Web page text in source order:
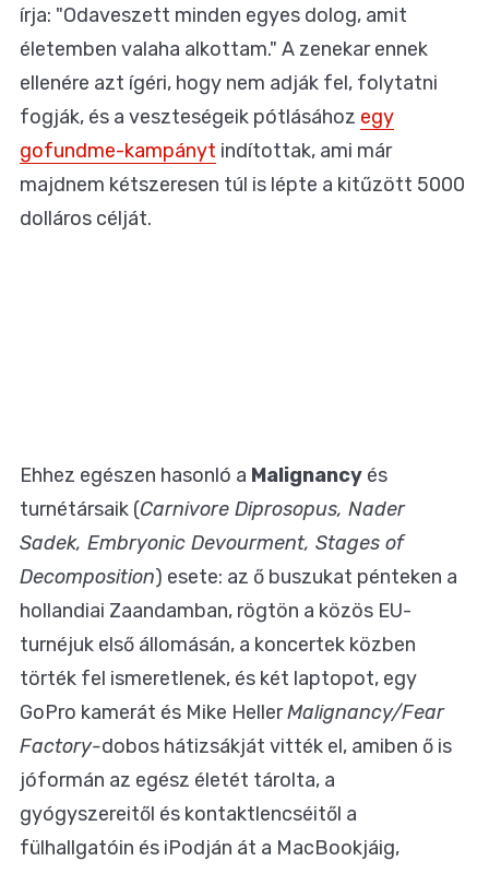
írja: "Odaveszett minden egyes dolog, amit
életemben valaha alkottam." A zenekar ennek
ellenére azt ígéri, hogy nem adják fel, folytatni
fogják, és a veszteségeik pótlásához egy
gofundme-kampányt indítottak, ami már
majdnem kétszeresen túl is lépte a kitűzött 5000
dolláros célját.
Ehhez egészen hasonló a Malignancy és
turnétársaik (Carnivore Diprosopus, Nader
Sadek, Embryonic Devourment, Stages of
Decomposition) esete: az ő buszukat pénteken a
hollandiai Zaandamban, rögtön a közös EU-
turnéjuk első állomásán, a koncertek közben
törték fel ismeretlenek, és két laptopot, egy
GoPro kamerát és Mike HellerMalignancy/Fear
Factory-dobos hátizsákját vitték el, amiben ő is
jóformán az egész életét tárolta, a
gyógyszereitől és kontaktlencséitől a
fülhallgatóin és iPodján át a MacBookjáig,